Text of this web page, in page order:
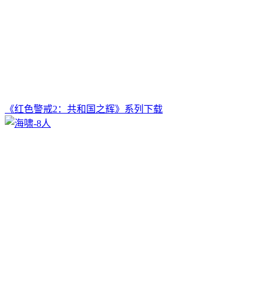
《红色警戒2：共和国之辉》系列下载